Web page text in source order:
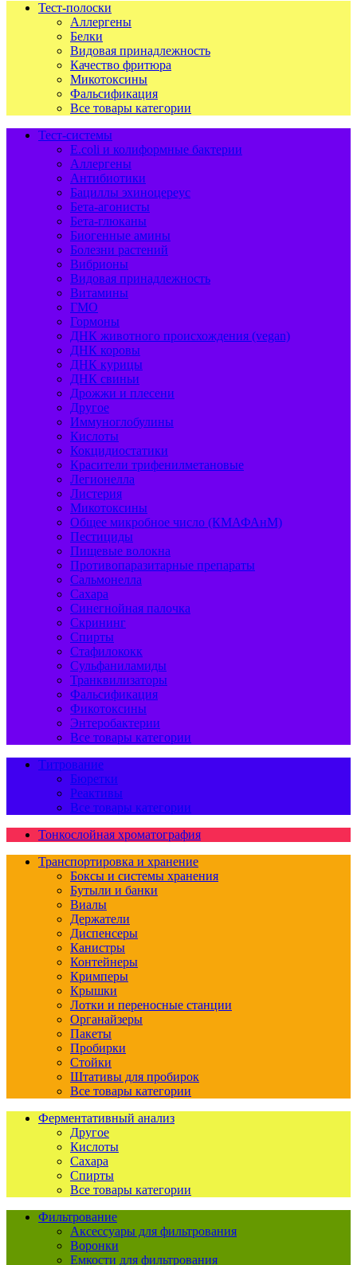
Тест-полоски
Аллергены
Белки
Видовая принадлежность
Качество фритюра
Микотоксины
Фальсификация
Все товары категории
Тест-системы
E.coli и колиформные бактерии
Аллергены
Антибиотики
Бациллы эхиноцереус
Бета-агонисты
Бета-глюканы
Биогенные амины
Болезни растений
Вибрионы
Видовая принадлежность
Витамины
ГМО
Гормоны
ДНК животного происхождения (vegan)
ДНК коровы
ДНК курицы
ДНК свиньи
Дрожжи и плесени
Другое
Иммуноглобулины
Кислоты
Кокцидиостатики
Красители трифенилметановые
Легионелла
Листерия
Микотоксины
Общее микробное число (КМАФАнМ)
Пестициды
Пищевые волокна
Противопаразитарные препараты
Сальмонелла
Сахара
Синегнойная палочка
Скрининг
Спирты
Стафилококк
Сульфаниламиды
Транквилизаторы
Фальсификация
Фикотоксины
Энтеробактерии
Все товары категории
Титрование
Бюретки
Реактивы
Все товары категории
Тонкослойная хроматография
Транспортировка и хранение
Боксы и системы хранения
Бутыли и банки
Виалы
Держатели
Диспенсеры
Канистры
Контейнеры
Кримперы
Крышки
Лотки и переносные станции
Органайзеры
Пакеты
Пробирки
Стойки
Штативы для пробирок
Все товары категории
Ферментативный анализ
Другое
Кислоты
Сахара
Спирты
Все товары категории
Фильтрование
Аксессуары для фильтрования
Воронки
Емкости для фильтрования